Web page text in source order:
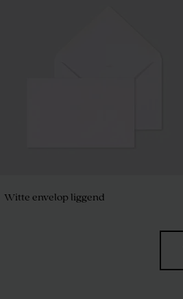
Witte envelop liggend